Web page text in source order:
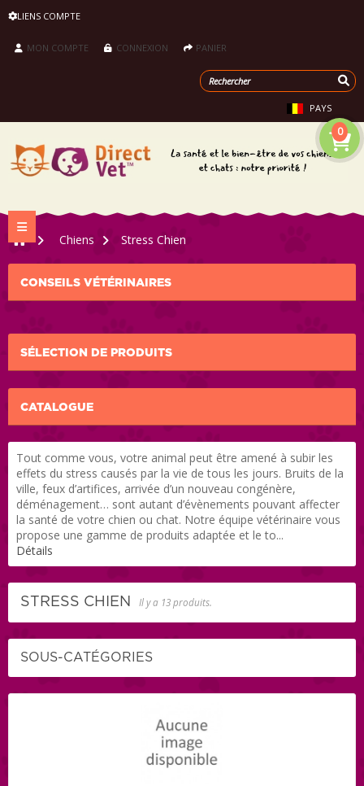
LIENS COMPTE
MON COMPTE CONNEXION PANIER
PAYS
0
Navigation bascule
>
Chiens > Stress Chien
CONSEILS VÉTÉRINAIRES
SÉLECTION DE PRODUITS
CATALOGUE
Tout comme vous, votre animal peut être amené à subir les
effets du stress causés par la vie de tous les jours. Bruits de la
ville, feux d’artifices, arrivée d’un nouveau congénère,
déménagement… sont autant d’évènements pouvant affecter
la santé de votre chien ou chat. Notre équipe vétérinaire vous
propose une gamme de produits adaptée et le to...
Détails
STRESS CHIEN Il y a 13 produits.
SOUS-CATÉGORIES